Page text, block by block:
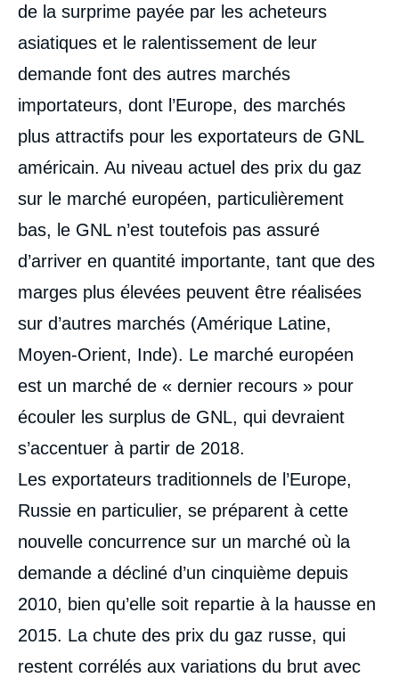
de la surprime payée par les acheteurs
asiatiques et le ralentissement de leur
demande font des autres marchés
importateurs, dont l’Europe, des marchés
plus attractifs pour les exportateurs de GNL
américain. Au niveau actuel des prix du gaz
sur le marché européen, particulièrement
bas, le GNL n’est toutefois pas assuré
d’arriver en quantité importante, tant que des
marges plus élevées peuvent être réalisées
sur d’autres marchés (Amérique Latine,
Moyen-Orient, Inde). Le marché européen
est un marché de « dernier recours » pour
écouler les surplus de GNL, qui devraient
s’accentuer à partir de 2018.
Les exportateurs traditionnels de l’Europe,
Russie en particulier, se préparent à cette
nouvelle concurrence sur un marché où la
demande a décliné d’un cinquième depuis
2010, bien qu’elle soit repartie à la hausse en
2015. La chute des prix du gaz russe, qui
restent corrélés aux variations du brut avec
Image